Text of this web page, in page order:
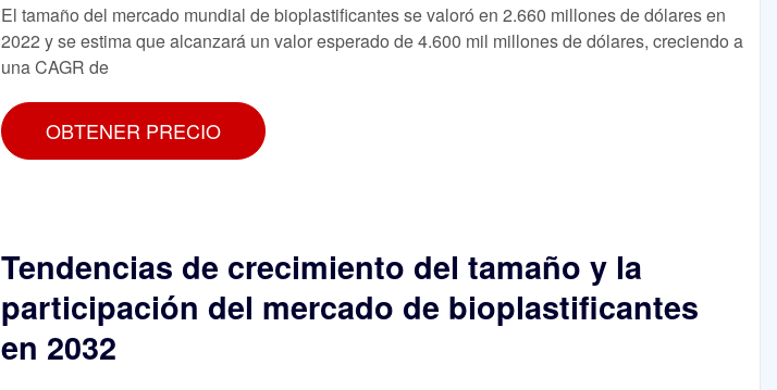
El tamaño del mercado mundial de bioplastificantes se valoró en 2.660 millones de dólares en
2022 y se estima que alcanzará un valor esperado de 4.600 mil millones de dólares, creciendo a
una CAGR de
OBTENER PRECIO
Tendencias de crecimiento del tamaño y la
participación del mercado de bioplastificantes
en 2032